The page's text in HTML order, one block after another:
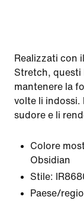
Realizzati con
Stretch, questi
mantenere la
volte li indossi.
sudore e li
Colore
Obsidian
Stile:
Paese/